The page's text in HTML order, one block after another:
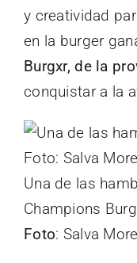
y creatividad
en la burger
Burgxr, de la
conquistar a la
Una de las
Champions
Foto: Salva